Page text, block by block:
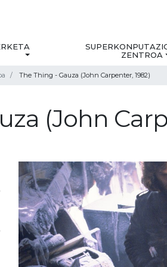
ZENTROA
The Thing - Gauza (John Carpenter, 1982)
(John